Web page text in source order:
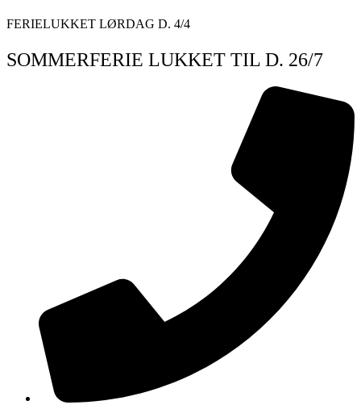
Videre
indhold
FERIELUKKET LØRDAG D. 4/4
SOMMERFERIE LUKKET TIL D. 26/7